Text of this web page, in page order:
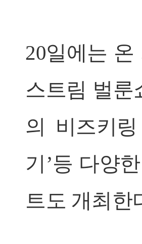
20일에는
스트림 벌룬
의 비즈키
기’등 다양
트도 개최한